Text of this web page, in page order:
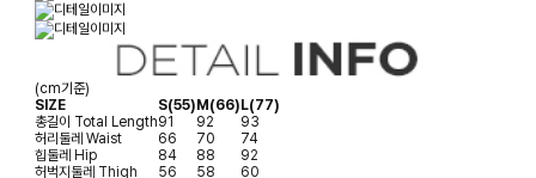
(cm기준)
SIZE
S(55)M(66)L(77)
총길이 Total Length91 92
93
허리둘레 Waist 66 70
74
힙둘레 Hip 84 88
92
허벅지둘레 Thigh 56 58
60